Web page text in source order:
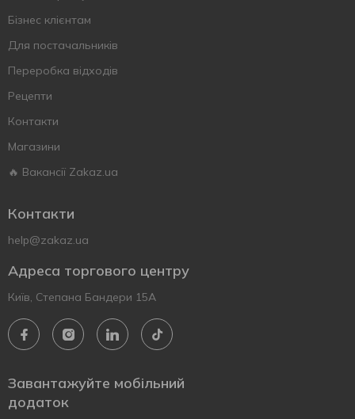
Бізнес клієнтам
Для постачальників
Переробка відходів
Рецепти
Контакти
Магазини
🔥 Вакансії Zakaz.ua
Контакти
help@zakaz.ua
Адреса торгового центру
Київ, Степана Бандери 15А
Завантажуйте мобільний
додаток